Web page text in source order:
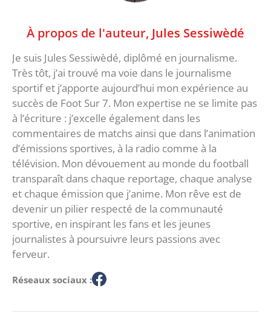
À propos de l'auteur, Jules Sessiwèdé
Je suis Jules Sessiwèdé, diplômé en journalisme.
Très tôt, j’ai trouvé ma voie dans le journalisme
sportif et j’apporte aujourd’hui mon expérience au
succès de Foot Sur 7. Mon expertise ne se limite pas
à l’écriture : j’excelle également dans les
commentaires de matchs ainsi que dans l’animation
d’émissions sportives, à la radio comme à la
télévision. Mon dévouement au monde du football
transparaît dans chaque reportage, chaque analyse
et chaque émission que j’anime. Mon rêve est de
devenir un pilier respecté de la communauté
sportive, en inspirant les fans et les jeunes
journalistes à poursuivre leurs passions avec
ferveur.
Réseaux sociaux :